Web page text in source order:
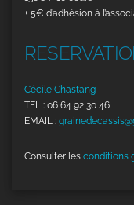
+ 5€ d’adhésion à
Cécile Chastang
TEL : 06 64 92 30 46
EMAIL :
Consulter les conditions